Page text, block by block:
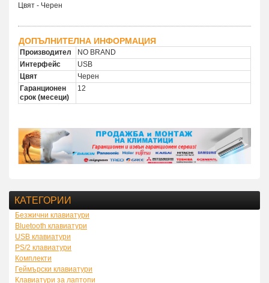
Цвят - Черен
ДОПЪЛНИТЕЛНА ИНФОРМАЦИЯ
Производител
NO BRAND
Интерфейс
USB
Цвят
Черен
Гаранционен
срок (месеци)
12
КАТЕГОРИИ
Безжични клавиатури
Bluetooth клавиатури
USB клавиатури
PS/2 клавиатури
Комплекти
Геймърски клавиатури
Клавиатури за лаптопи